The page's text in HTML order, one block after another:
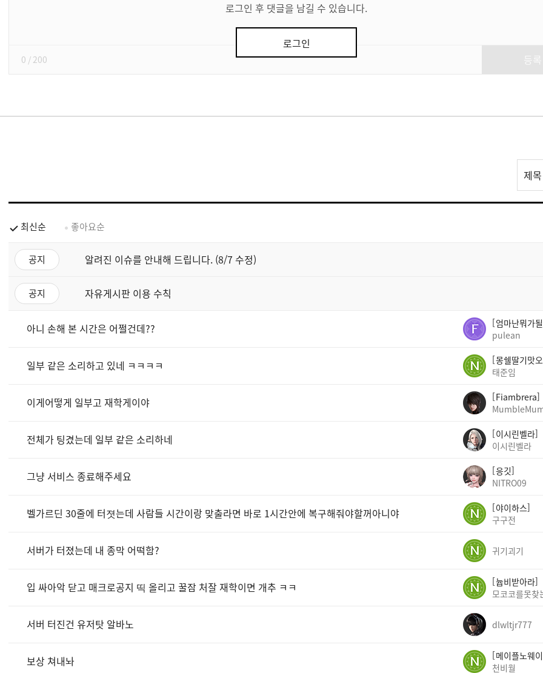
로그인 후 댓글을 남길 수 있습니다.
로그인
0 / 200
스
트
제목
최신순 좋아요순
공지 알려진 이슈를 안내해 드립니다. (8/7 수정)
공지 자유게시판 이용 수칙
아니 손해 본 시간은 어쩔건데??
엄마난뭐가
pulean
일부 같은 소리하고 있네 ㅋㅋㅋㅋ
몽쉘딸기맛
태준임
이게어떻게 일부고 재학게이야
Fiambrera
전체가 팅겼는데 일부 같은 소리하네
이시린벨라
이시린벨라
그냥 서비스 종료해주세요
응깃
NITRO09
벨가르딘 30줄에 터졋는데 사람들 시간이랑 맞출라면 바로 1시간안에 복구해줘야할꺼아니야
야이하스
구구전
서버가 터졌는데 내 종막 어떡함? 귀기괴기
입 싸아악 닫고 매크로공지 띡 올리고 꿀잠 처잘 재학이면 개추 ㅋㅋ
늅비받아라
모코코를못찾
서버 터진건 유저탓 알바노 dlwltjr777
보상 쳐내놔
메이플노웨
천비월